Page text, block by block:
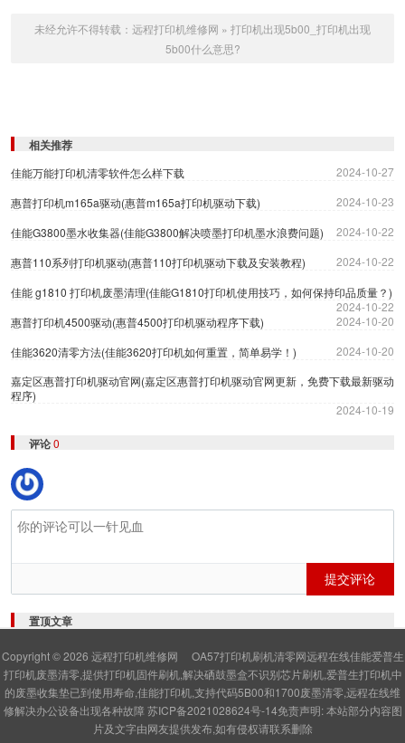
未经允许不得转载： 远程打印机维修网 » 打印机出现5b00_打印机出现
5b00什么意思?
相关推荐
佳能万能打印机清零软件怎么样下载
2024-10-27
惠普打印机m165a驱动(惠普m165a打印机驱动下载)
2024-10-23
佳能G3800墨水收集器(佳能G3800解决喷墨打印机墨水浪费问题)
2024-10-22
惠普110系列打印机驱动(惠普110打印机驱动下载及安装教程)
2024-10-22
佳能 g1810 打印机废墨清理(佳能G1810打印机使用技巧，如何保持印品质量？)
2024-10-22
惠普打印机4500驱动(惠普4500打印机驱动程序下载)
2024-10-20
佳能3620清零方法(佳能3620打印机如何重置，简单易学！)
2024-10-20
嘉定区惠普打印机驱动官网(嘉定区惠普打印机驱动官网更新，免费下载最新驱动
程序)
2024-10-19
评论0
提交评论
置顶文章
Copyright © 2026 远程打印机维修网
OA57打印机刷机清零网远程在线佳能爱普生
打印机废墨清零,提供打印机固件刷机,解决硒鼓墨盒不识别芯片刷机,爱普生打印机中
的废墨收集垫已到使用寿命,佳能打印机,支持代码5B00和1700废墨清零,远程在线维
修解决办公设备出现各种故障 苏ICP备2021028624号-14免责声明: 本站部分内容图
片及文字由网友提供发布,如有侵权请联系删除